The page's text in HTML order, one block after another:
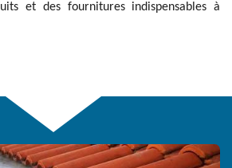
et des fournitures indispensables à